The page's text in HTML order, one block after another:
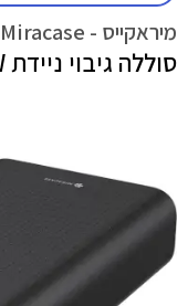
מיראקייס - Miracase
סוללה גיבוי ניידת MPB30PD 22.5W